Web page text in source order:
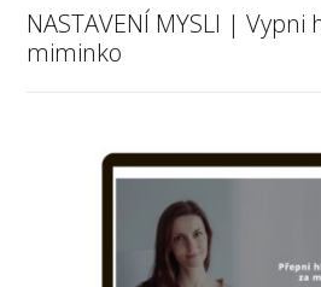
NASTAVENÍ MYSLI | Vypni
miminko